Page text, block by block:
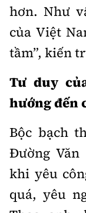
hơn. Như
của Việt
tầm”, kiến
Tư duy
hướng đến
Bộc bạch
Đường
khi yêu
quá, yêu